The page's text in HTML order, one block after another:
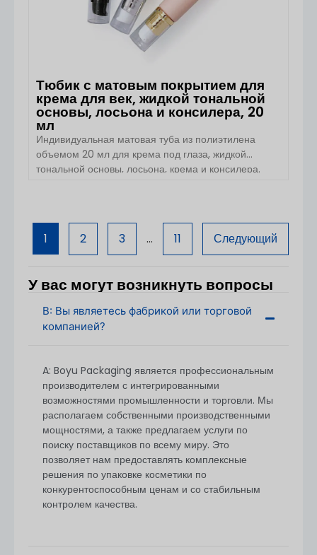
Тюбик с матовым покрытием для
крема для век, жидкой тональной
основы, лосьона и консилера, 20
мл
Индивидуальная матовая туба из полиэтилена
объемом 20 мл для крема под глаза, жидкой
тональной основы, лосьона, крема и консилера.
вокруг глаз, жидкой тональной основы, консилера,
эссенции и легких формул по уходу за кожей. Ее
полиэтилена и матовая […]
1 2 3 ... 11 Следующий
У вас могут возникнуть вопросы
В: Вы являетесь фабрикой или торговой
компанией?
A: Boyu Packaging является профессиональным
производителем с интегрированными
возможностями промышленности и торговли. Мы
располагаем собственными производственными
мощностями, а также предлагаем услуги по
поиску поставщиков по всему миру. Это
позволяет нам предоставлять комплексные
решения по упаковке косметики по
конкурентоспособным ценам и со стабильным
контролем качества.